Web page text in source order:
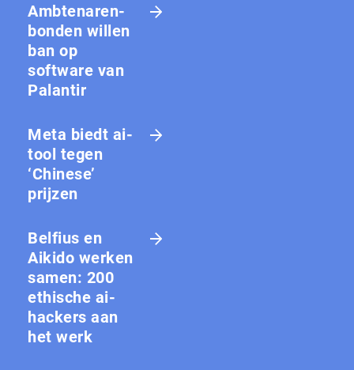
Amb­te­na­ren­
bon­den willen
ban op
software van
Palantir
Meta biedt ai-
tool tegen
‘Chinese’
prijzen
Belfius en
Aikido werken
samen: 200
ethische ai-
hackers aan
het werk